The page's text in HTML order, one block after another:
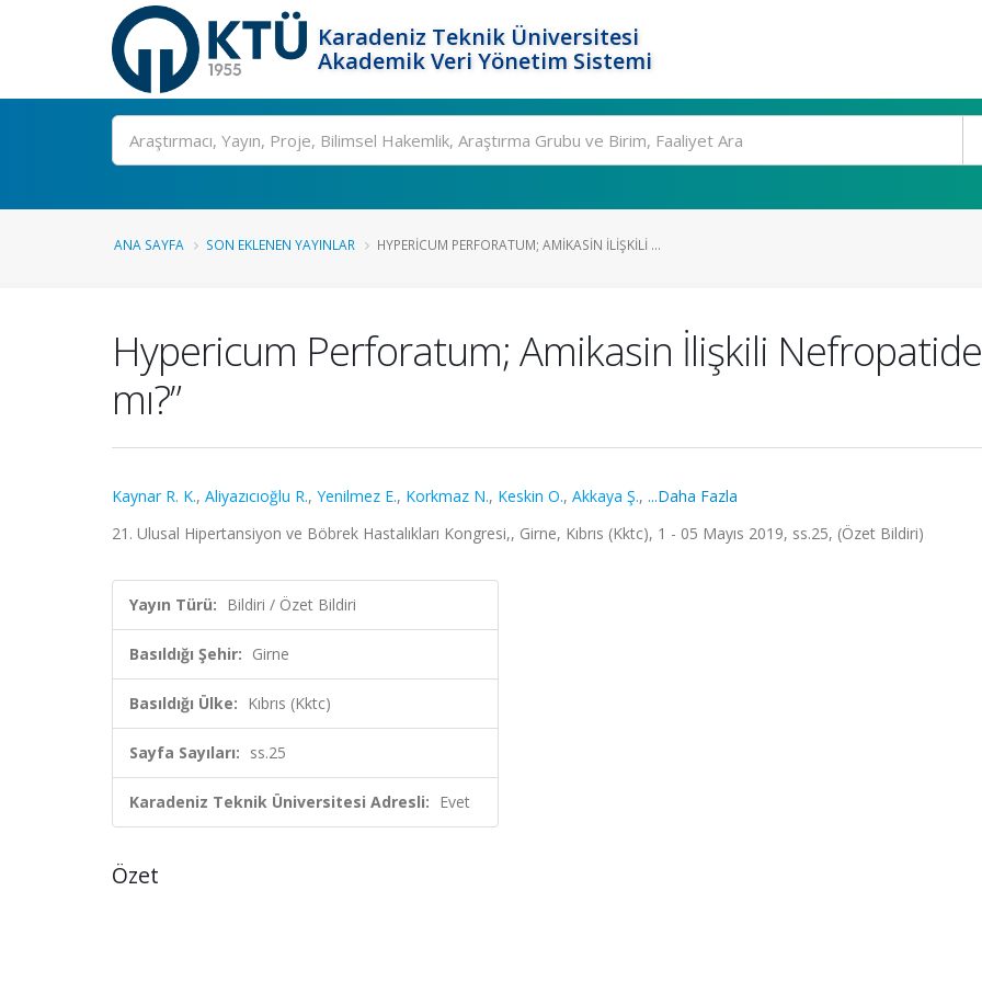
Karadeniz Teknik Üniversitesi
Akademik Veri Yönetim Sistemi
Ara
ANA SAYFA SON EKLENEN YAYINLAR HYPERICUM PERFORATUM; AMIKASIN İLIŞKILI ...
Hypericum Perforatum; Amikasin İlişkili
mı?”
Kaynar R. K., Aliyazıcıoğlu R., Yenilmez E., Korkmaz N., Keskin O., Akkaya Ş., ...Daha Fazla
21. Ulusal Hipertansiyon ve Böbrek Hastalıkları Kongresi,, Girne, Kıbrıs (Kktc), 1 - 05 Mayıs 2019, ss.25, (Özet Bildiri)
Yayın Türü: Bildiri / Özet Bildiri
Basıldığı Şehir: Girne
Basıldığı Ülke: Kıbrıs (Kktc)
Sayfa Sayıları: ss.25
Karadeniz Teknik Üniversitesi Adresli: Evet
Özet